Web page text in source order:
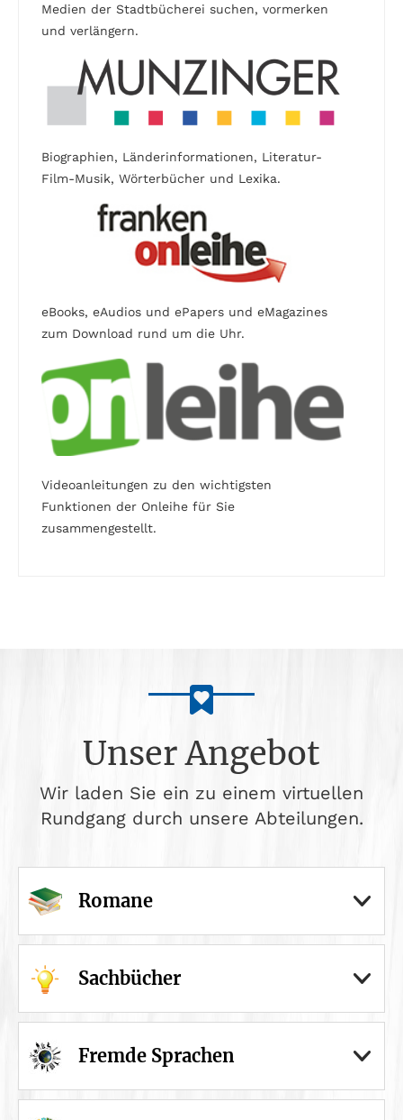
Medien der Stadtbücherei suchen, vormerken
und verlängern.
Biographien, Länderinformationen, Literatur-
Film-Musik, Wörterbücher und Lexika.
eBooks, eAudios und ePapers und eMagazines
zum Download rund um die Uhr.
Videoanleitungen zu den wichtigsten
Funktionen der Onleihe für Sie
zusammengestellt.
Unser Angebot
Wir laden Sie ein zu einem virtuellen
Rundgang durch unsere Abteilungen.
Romane
Sachbücher
Fremde Sprachen